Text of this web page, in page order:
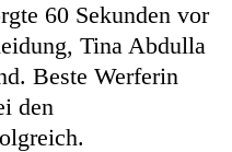
60 Sekunden vor
Tina Abdulla
Beste Werferin
den